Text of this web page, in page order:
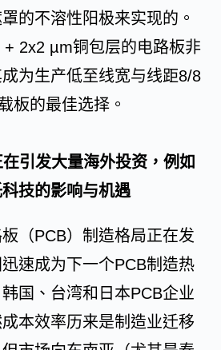
的不溶性阳极来实现的。
2x2 µm铜包层的电路板非
为生产低至线宽与线距8/8
板的最佳选择。
引发大量海外投资，例如
技的影响与机遇
（PCB）制造格局正在发
速成为下一个PCB制造热
国、台湾和日本PCB企业
本效率历来是制造业迁移